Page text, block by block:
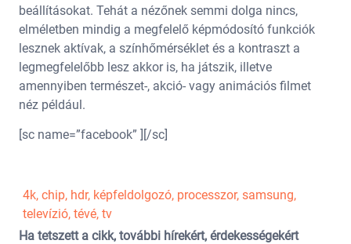
beállításokat. Tehát a nézőnek semmi dolga nincs,
elméletben mindig a megfelelő képmódosító funkciók
lesznek aktívak, a színhőmérséklet és a kontraszt a
legmegfelelőbb lesz akkor is, ha játszik, illetve
amennyiben természet-, akció- vagy animációs filmet
néz például.
[sc name=”facebook” ][/sc]
4k, chip, hdr, képfeldolgozó, processzor, samsung,
televízió, tévé, tv
Ha tetszett a cikk, további hírekért, érdekességekért